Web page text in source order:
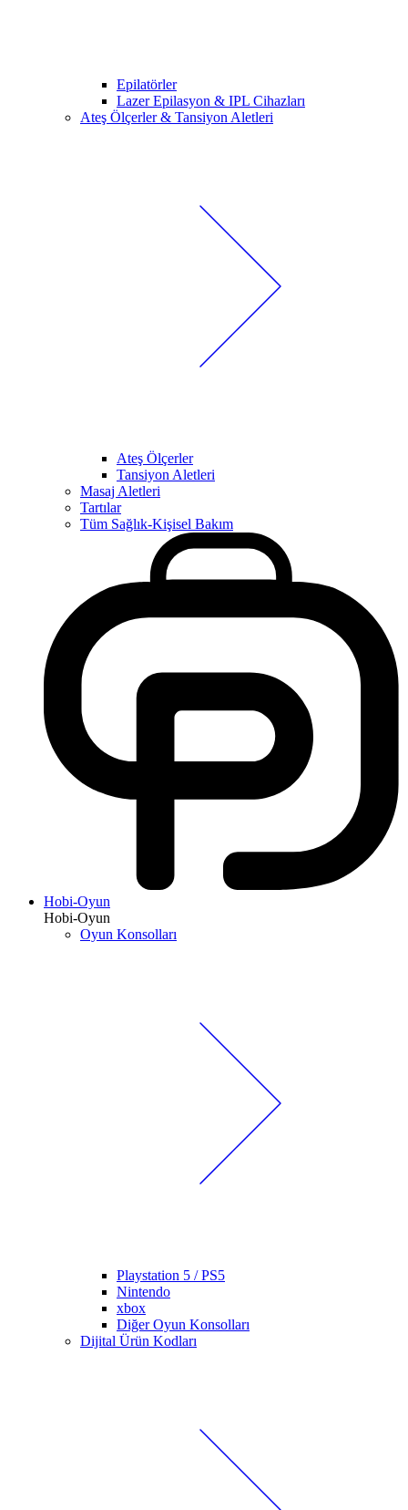
Epilatörler
Lazer Epilasyon & IPL Cihazları
Ateş Ölçerler & Tansiyon Aletleri
Ateş Ölçerler
Tansiyon Aletleri
Masaj Aletleri
Tartılar
Tüm Sağlık-Kişisel Bakım
Hobi-Oyun
Hobi-Oyun
Oyun Konsolları
Playstation 5 / PS5
Nintendo
xbox
Diğer Oyun Konsolları
Dijital Ürün Kodları